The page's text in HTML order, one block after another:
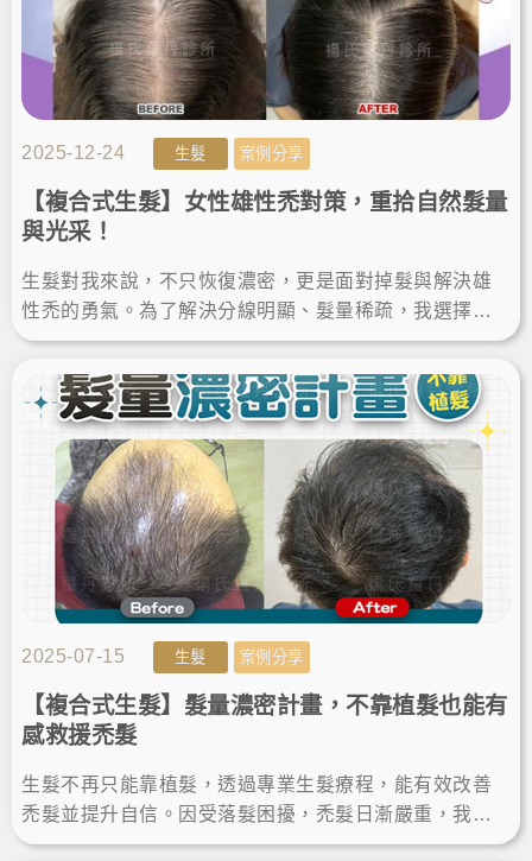
2025-12-24 生髮 案例分享
【複合式生髮】女性雄性禿對策，重拾自然髮量
與光采！
生髮對我來說，不只恢復濃密，更是面對掉髮與解決雄
性禿的勇氣。為了解決分線明顯、髮量稀疏，我選擇進
行女性生髮療程，一年後的生髮成果讓我找回美麗秀髮
與自信！LineID:@ asir-rodin
2025-07-15 生髮 案例分享
【複合式生髮】髮量濃密計畫，不靠植髮也能有
感救援禿髮
生髮不再只能靠植髮，透過專業生髮療程，能有效改善
禿髮並提升自信。因受落髮困擾，禿髮日漸嚴重，我選
擇了楊氏羅丹診所的生髮療程，療程後生髮效果有感，